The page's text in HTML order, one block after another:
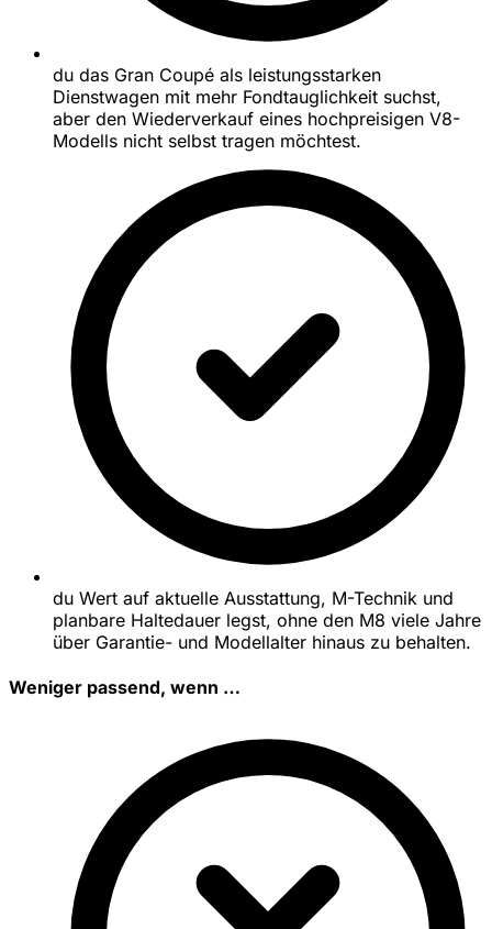
du das Gran Coupé als leistungsstarken
Dienstwagen mit mehr Fondtauglichkeit suchst,
aber den Wiederverkauf eines hochpreisigen V8-
Modells nicht selbst tragen möchtest.
du Wert auf aktuelle Ausstattung, M-Technik und
planbare Haltedauer legst, ohne den M8 viele Jahre
über Garantie- und Modellalter hinaus zu behalten.
Weniger passend, wenn …